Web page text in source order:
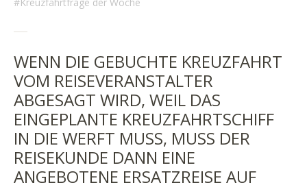
WENN DIE GEBUCHTE KREUZFAHRT
VOM REISEVERANSTALTER
ABGESAGT WIRD, WEIL DAS
EINGEPLANTE KREUZFAHRTSCHIFF
IN DIE WERFT MUSS, MUSS DER
REISEKUNDE DANN EINE
ANGEBOTENE ERSATZREISE AUF